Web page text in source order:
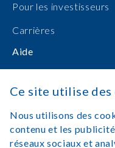
Pour les investisseurs
Carrières
Aide
Manuels d'utilisation
Achats en ligne
Nous contacter
Se connecter
Ce site utilise des
Nous utilisons des
contenu et les
réseaux sociaux et